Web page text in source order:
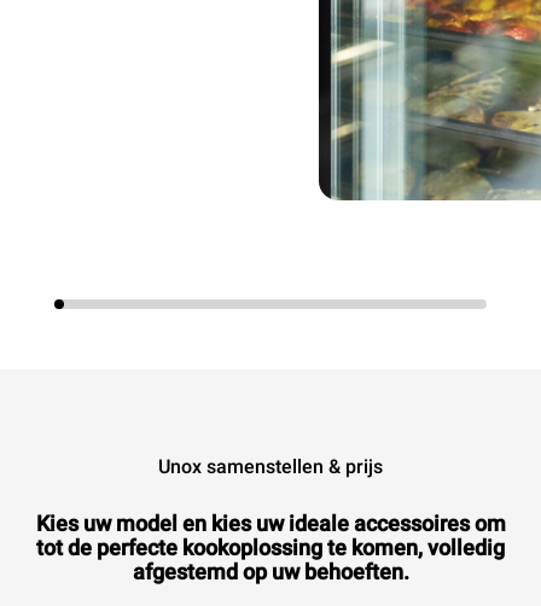
Unox samenstellen & prijs
Kies uw model en kies uw ideale accessoires om
tot de perfecte kookoplossing te komen, volledig
afgestemd op uw behoeften.